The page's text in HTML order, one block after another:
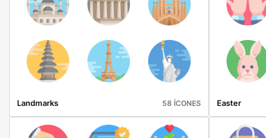
Landmarks 58 ÍCONES Easter